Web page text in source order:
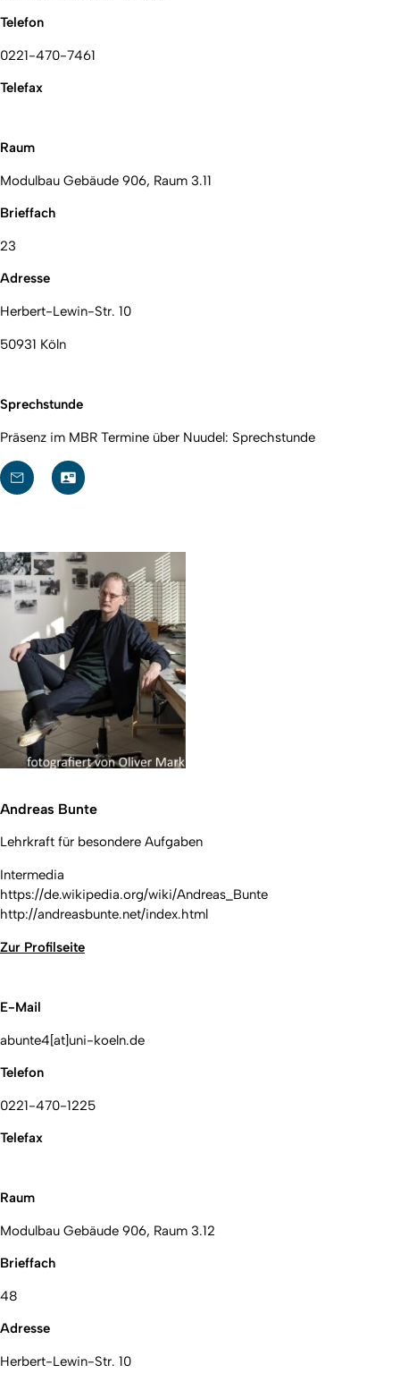
Telefon
0221-470-7461
Telefax
Raum
Modulbau Gebäude 906, Raum 3.11
Brieffach
23
Adresse
Herbert-Lewin-Str. 10
50931 Köln
Sprechstunde
Präsenz im MBR Termine über Nuudel: Sprechstunde
Andreas Bunte
Lehrkraft für besondere Aufgaben
Intermedia
https://de.wikipedia.org/wiki/Andreas_Bunte
http://andreasbunte.net/index.html
Zur Profilseite
E-Mail
abunte4[at]uni-koeln.de
Telefon
0221-470-1225
Telefax
Raum
Modulbau Gebäude 906, Raum 3.12
Brieffach
48
Adresse
Herbert-Lewin-Str. 10